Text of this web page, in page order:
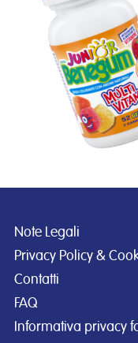
Note Legali
Privacy Policy &
Contatti
FAQ
Informativa privacy